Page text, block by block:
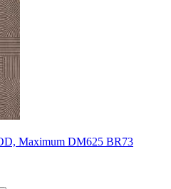
Maximum DM625 BR73